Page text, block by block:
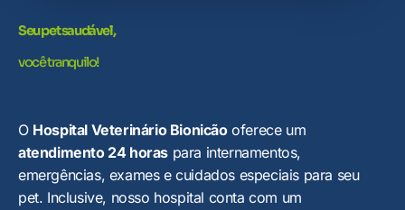
Seu pet saudável,
você tranquilo!
O Hospital Veterinário Bionicãooferece um
atendimento 24 horas para internamentos,
emergências, exames e cuidados especiais para seu
pet. Inclusive, nosso hospital conta com um